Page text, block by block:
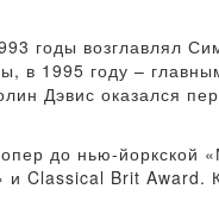
годы возглавлял
в 1995 году –
Дэвис оказался
до нью-йоркской
Classical Brit Award.